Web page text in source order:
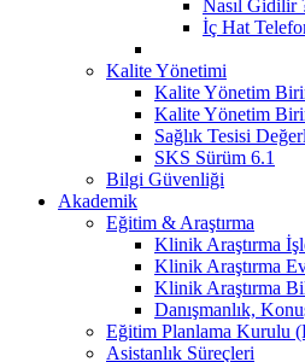
Nasıl Gidilir
İç Hat
Kalite Yönetimi
Kalite Yönetim
Kalite Yönetim
Sağlık Tesisi
SKS Sürüm 6.1
Bilgi Güvenliği
Akademik
Eğitim & Araştırma
Klinik Araştırma
Klinik Araştırma
Klinik Araştırma
Danışmanlık,
Eğitim Planlama Kurulu
Asistanlık Süreçleri